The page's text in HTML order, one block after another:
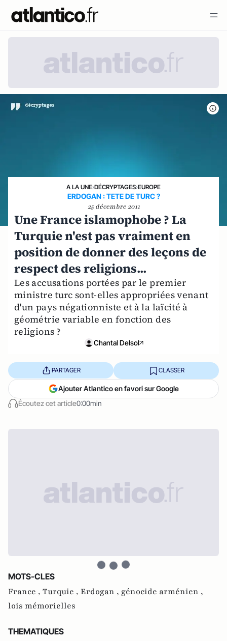
A LA UNE›DÉCRYPTAGES›EUROPE
ERDOGAN : TETE DE TURC ?
25 décembre 2011
Une France islamophobe ? La
Turquie n'est pas vraiment en
position de donner des leçons de
respect des religions...
Les accusations portées par le premier
ministre turc sont-elles appropriées venant
d'un pays négationniste et à la laïcité à
géométrie variable en fonction des
religions ?
Chantal Delsol
Écoutez cet article0:00min
PARTAGER CLASSER
Ajouter Atlantico en favori sur Google
MOTS-CLES
France , Turquie , Erdogan , génocide arménien ,
lois mémorielles
THEMATIQUES